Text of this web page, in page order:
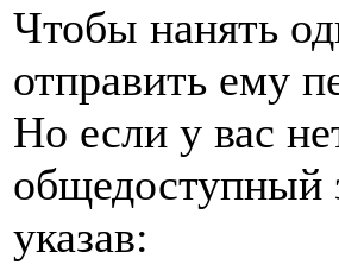
Чтобы нанять
отправить ему
Но если у вас
общедоступный
указав: